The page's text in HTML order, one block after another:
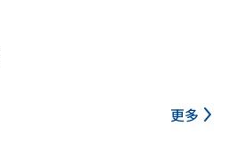
更多